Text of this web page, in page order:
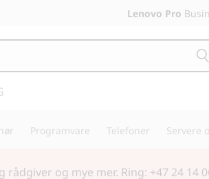
Lenovo Pro
Programvare Telefoner Servere
klar for skolestart med nytt utstyr.